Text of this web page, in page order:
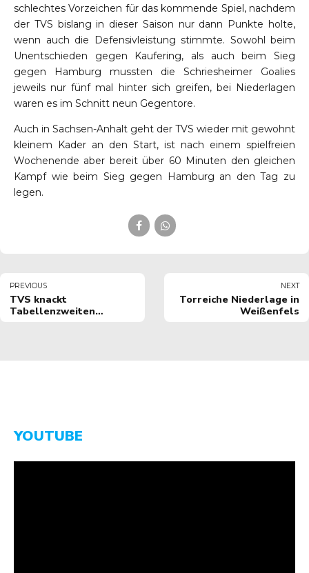
schlechtes Vorzeichen für das kommende Spiel, nachdem
der TVS bislang in dieser Saison nur dann Punkte holte,
wenn auch die Defensivleistung stimmte. Sowohl beim
Unentschieden gegen Kaufering, als auch beim Sieg
gegen Hamburg mussten die Schriesheimer Goalies
jeweils nur fünf mal hinter sich greifen, bei Niederlagen
waren es im Schnitt neun Gegentore.
Auch in Sachsen-Anhalt geht der TVS wieder mit gewohnt
kleinem Kader an den Start, ist nach einem spielfreien
Wochenende aber bereit über 60 Minuten den gleichen
Kampf wie beim Sieg gegen Hamburg an den Tag zu
legen.
PREVIOUS
TVS knackt
Tabellenzweiten
NEXT
Torreiche Niederlage in
Weißenfels
YOUTUBE